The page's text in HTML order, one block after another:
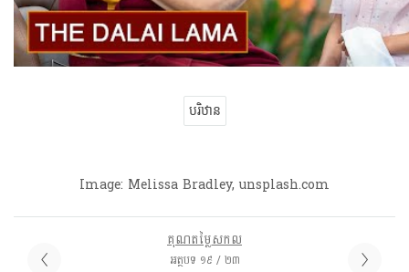
បរិឋាន
Image: Melissa Bradley, unsplash.com
គុណតម្លៃសកល
អត្ថបទ ១៩ / ២៣